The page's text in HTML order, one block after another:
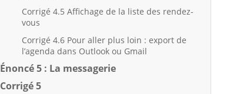
Corrigé 4.5 Affichage de la liste des rendez-
vous
Corrigé 4.6 Pour aller plus loin : export de
l’agenda dans Outlook ou Gmail
Énoncé 5 : La messagerie
Corrigé 5